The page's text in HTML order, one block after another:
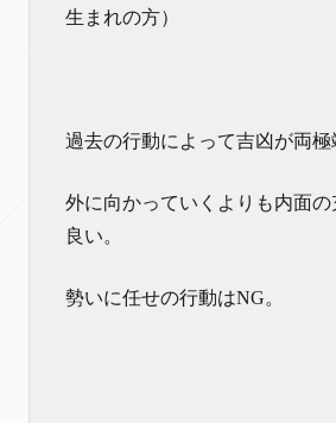
生まれの方）
過去の行動によって吉凶が両極
外に向かっていくよりも内面
良い。
勢いに任せの行動はNG。